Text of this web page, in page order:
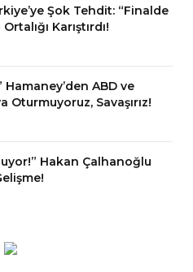
Şok Tehdit: “Finalde
Karıştırdı!
Hamaney’den ABD ve
Oturmuyoruz, Savaşırız!
Hakan Çalhanoğlu